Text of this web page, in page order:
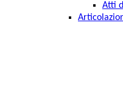
Atti